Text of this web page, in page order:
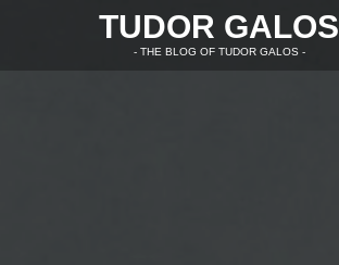
TUDOR GALOS
- THE BLOG OF TUDOR GALOS -